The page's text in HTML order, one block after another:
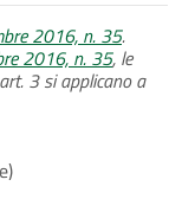
2016, n. 35.
2016, n. 35, le
3 si applicano a